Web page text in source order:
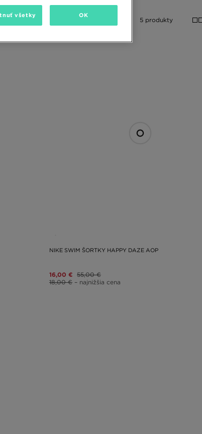
5 produkty
NIKE SWIM ŠORTKY HAPPY DAZE AOP
16,00 € 55,00 €
18,00 € – najnižšia cena
všetky OK